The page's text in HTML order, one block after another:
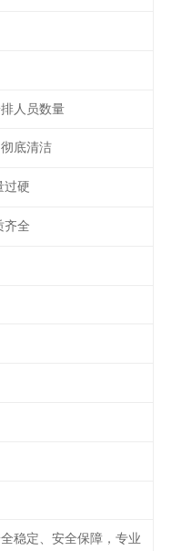
人员数量
底清洁
过硬
齐全
稳定、安全保障，专业